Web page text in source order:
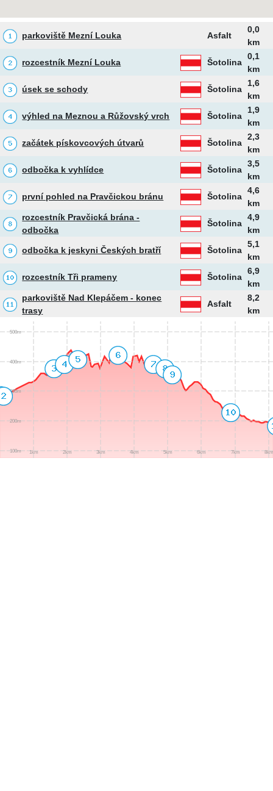
parkoviště Mezní Louka Asfalt
0,0
km
rozcestník Mezní Louka Šotolina
0,1
km
úsek se schody Šotolina
1,6
km
výhled na Meznou a Růžovský vrch Šotolina
1,9
km
začátek pískovcových útvarů Šotolina
2,3
km
odbočka k vyhlídce Šotolina
3,5
km
první pohled na Pravčickou bránu Šotolina
4,6
km
rozcestník Pravčická brána -
odbočka
Šotolina
4,9
km
odbočka k jeskyni Českých bratří Šotolina
5,1
km
rozcestník Tři prameny Šotolina
6,9
km
parkoviště Nad Klepáčem - konec
trasy
Asfalt
8,2
km
100m
200m
300m
400m
500m
1km 2km 3km 4km 5km 6km 7km 8km